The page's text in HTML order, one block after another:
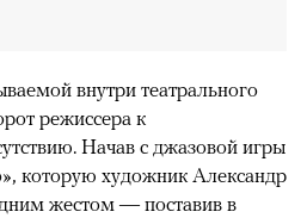
внутри театрального
режиссера к
Начав с джазовой игры
которую художник Александр
жестом — поставив в